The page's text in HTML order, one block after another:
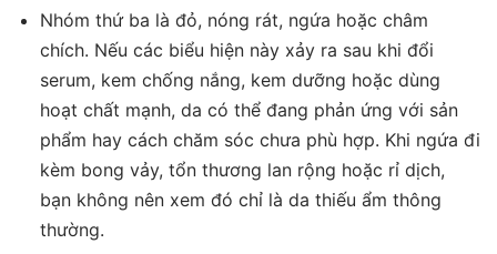
Nhóm thứ ba là đỏ, nóng rát, ngứa hoặc châm
chích. Nếu các biểu hiện này xảy ra sau khi đổi
serum, kem chống nắng, kem dưỡng hoặc dùng
hoạt chất mạnh, da có thể đang phản ứng với sản
phẩm hay cách chăm sóc chưa phù hợp. Khi ngứa đi
kèm bong vảy, tổn thương lan rộng hoặc rỉ dịch,
bạn không nên xem đó chỉ là da thiếu ẩm thông
thường.